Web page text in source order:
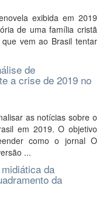
exibida em 2019
de uma família cristã
vem ao Brasil tentar
de
a crise de 2019 no
as notícias sobre o
em 2019. O objetivo
como o jornal O
...
da
da